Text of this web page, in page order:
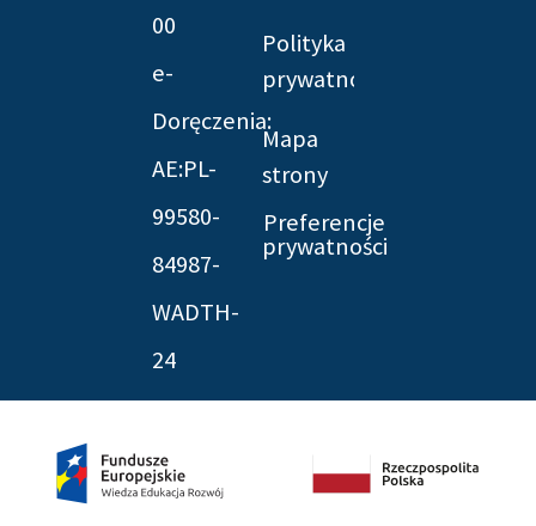
00
e-
Doręczenia:
AE:PL-
99580-
84987-
WADTH-
24
Polityka
prywatności
Mapa
strony
Preferencje
prywatności